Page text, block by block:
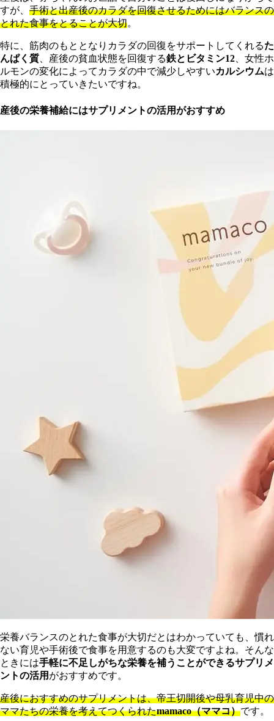
すが、 手術と出産後のカラダを回復させるためにはバランスの
とれた食事をとることが大切。
特に、筋肉のもととなりカラダの回復をサポートしてくれるた
んぱく質 、産後の貧血状態を回復する鉄とビタミン12 、女性ホ
ルモンの変化によってカラダの中で減少しやすいカルシウムは
積極的にとっていきたいですね。
産後の栄養補給にはサプリメントの活用がおすすめ
栄養バランスのとれた食事が大切だとはわかっていても、慣れ
ない育児や手術後で食事を用意するのも大変ですよね。そんな
ときには手軽に不足しがちな栄養を補うことができるサプリメ
ントの活用 がおすすめです。
産後におすすめのサプリメントは、帝王切開後や母乳育児中の
ママたちの栄養を考えてつくられたmamaco（ママコ）です。